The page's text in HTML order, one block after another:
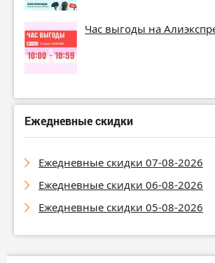
Час выгоды на
Ежедневные скидки
Ежедневные скидки 07-08-2026
Ежедневные скидки 06-08-2026
Ежедневные скидки 05-08-2026